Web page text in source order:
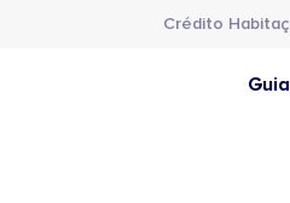
Crédito